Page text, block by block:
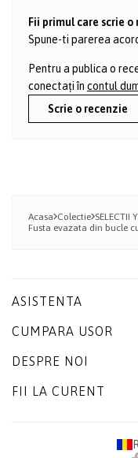
Fii primul care scrie o
Spune-ti parerea
Pentru a publica o
conectați în contul
Scrie o recenzie
Acasa Colectie SELECTII
Fusta evazata din bucle
ASISTENTA
CUMPARA USOR
DESPRE NOI
FII LA CURENT